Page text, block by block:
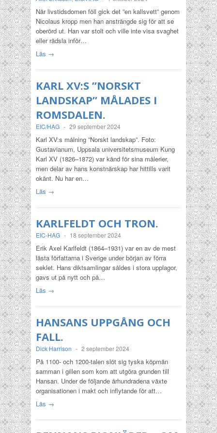
När livstidsdomen föll gick det ”en kallsvett” genom
Nicolaus kropp men han ansträngde sig för att se
oberörd ut. Han var stolt och ville inte visa svaghet
eller rädsla inför…
Läs →
KARL XV:S ”NORSKT
LANDSKAP” MÅLADES I
ROMSDALEN.
EIC/HAG - 29 september 2024
Karl XV:s målning ”Norskt landskap”. Foto:
Gustavianum, Uppsala universitetsmuseum Kung
Karl XV (1826–1872) var känd för sina målerier,
men delar av hans konstnärskap har hittills varit
okänt. Nu har en…
Läs →
KARLFELDT OCH TRON.
EIC-HAG - 18 september 2024
Erik Axel Karlfeldt (1864–1931) var en av de mest
lästa författarna i Sverige under början av förra
seklet. Hans diktsamlingar såldes i stora upplagor,
gavs ut på nytt och på…
Läs →
HANSANS UPPGÅNG OCH
FALL.
Dick Harrison - 2 september 2024
På 1100- och 1200-talen slöt sig tyska köpmän
samman i gillen som kom att utgöra grunden till
Hansan. Under de följande århundradena växte
organisationen i makt och inflytande för att…
Läs →